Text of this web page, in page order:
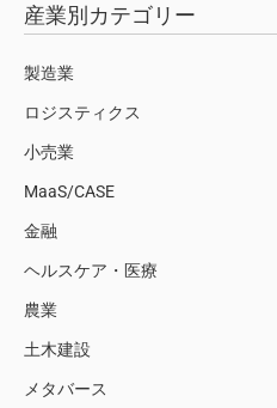
産業別カテゴリー
製造業
ロジスティクス
小売業
MaaS/CASE
金融
ヘルスケア・医療
農業
土木建設
メタバース